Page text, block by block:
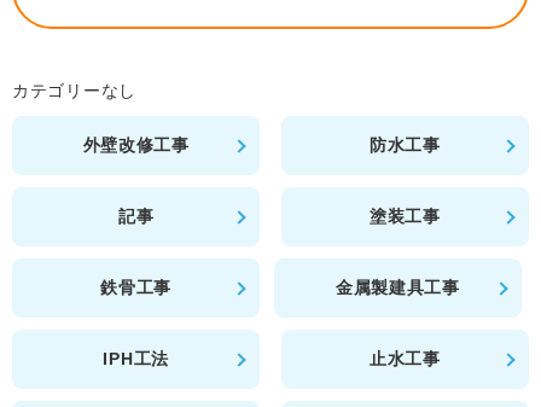
カテゴリーなし
外壁改修工事 防水工事
記事 塗装工事
鉄骨工事 金属製建具工事
IPH工法 止水工事